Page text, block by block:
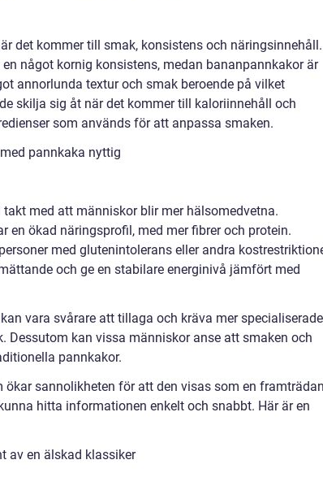
det kommer till smak, konsistens och näringsinnehåll.
något kornig konsistens, medan bananpannkakor är
annorlunda textur och smak beroende på vilket
skilja sig åt när det kommer till kaloriinnehåll och
som används för att anpassa smaken.
pannkaka nyttig
med att människor blir mer hälsomedvetna.
en ökad näringsprofil, med mer fibrer och protein.
med glutenintolerans eller andra
och ge en stabilare energinivå jämfört med
vara svårare att tillaga och kräva mer specialiserade
Dessutom kan vissa människor anse att smaken och
pannkakor.
sannolikheten för att den visas som en
hitta informationen enkelt och snabbt. Här är en
av en älskad klassiker